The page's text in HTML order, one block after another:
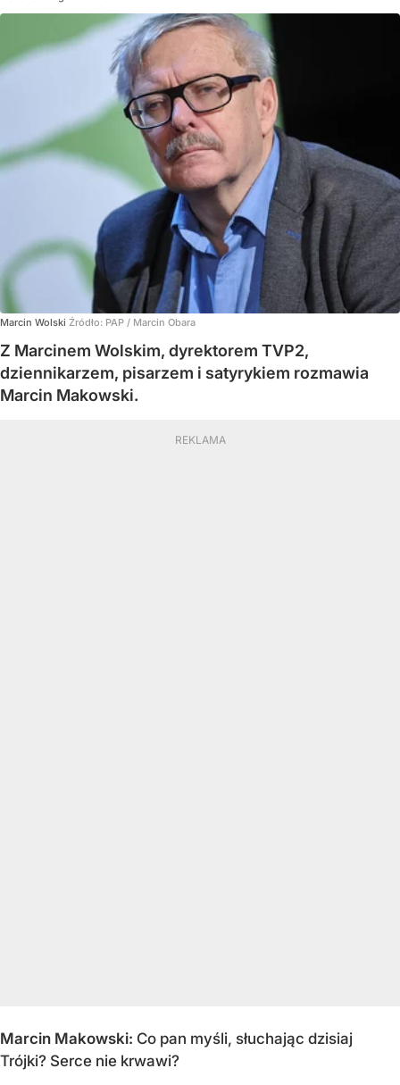
Marcin Wolski Źródło: PAP / Marcin Obara
Z Marcinem Wolskim, dyrektorem TVP2,
dziennikarzem, pisarzem i satyrykiem rozmawia
Marcin Makowski.
Marcin Makowski: Co pan myśli, słuchając dzisiaj
Trójki? Serce nie krwawi?